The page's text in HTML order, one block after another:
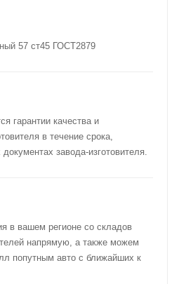
57 ст45 ГОСТ2879
гарантии качества и
в течение срока,
завода-изготовителя.
в вашем регионе со складов
напрямую, а также можем
попутным авто с ближайших к